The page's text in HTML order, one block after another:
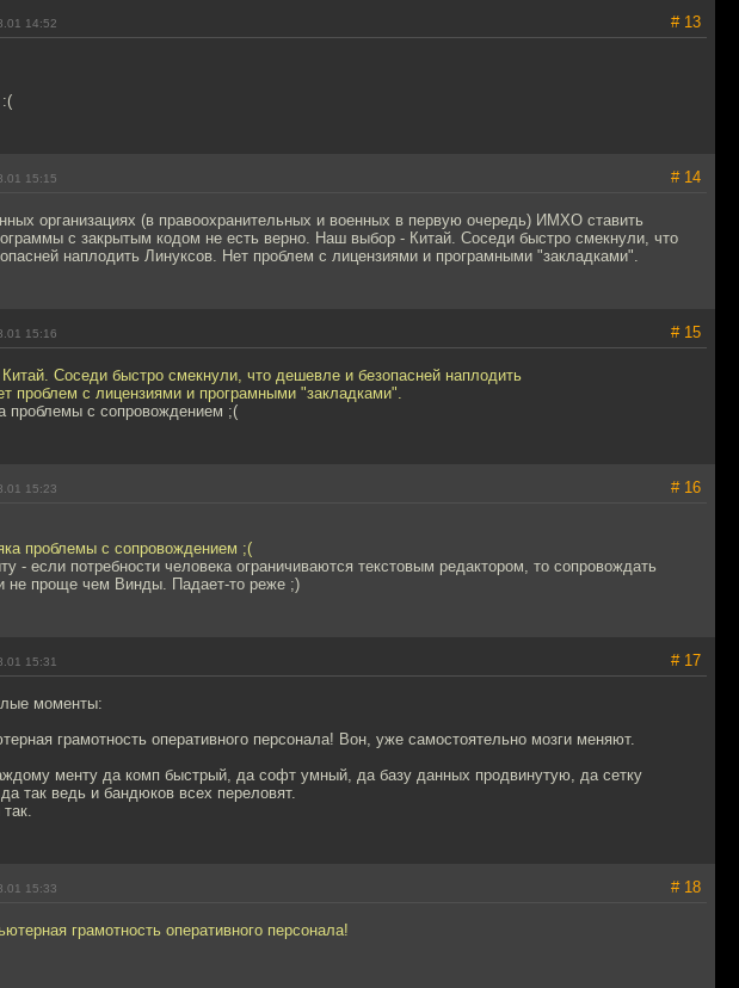
14:52 # 13
15:15 # 14
организациях (в правоохранительных и военных в первую очередь) ИМХО ставить
с закрытым кодом не есть верно. Наш выбор - Китай. Соседи быстро смекнули, что
наплодить Линуксов. Нет проблем с лицензиями и програмными "закладками".
15:16 # 15
Соседи быстро смекнули, что дешевле и безопасней наплодить
проблем с лицензиями и програмными "закладками".
проблемы с сопровождением ;(
15:23 # 16
проблемы с сопровождением ;(
- если потребности человека ограничиваются текстовым редактором, то сопровождать
не проще чем Винды. Падает-то реже ;)
15:31 # 17
моменты:
грамотность оперативного персонала! Вон, уже самостоятельно мозги меняют.
менту да комп быстрый, да софт умный, да базу данных продвинутую, да сетку
так ведь и бандюков всех переловят.
15:33 # 18
грамотность оперативного персонала!